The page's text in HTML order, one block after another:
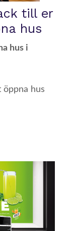
till er
hus
hus i
hus